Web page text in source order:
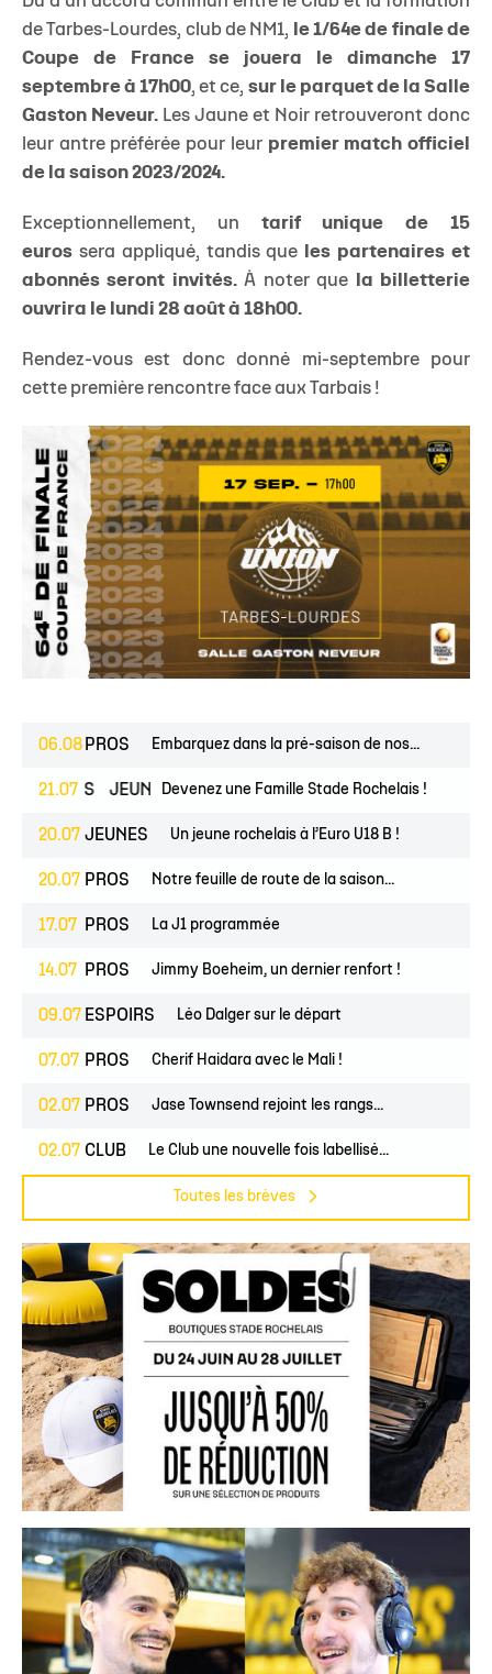
de Tarbes-Lourdes, club de NM1,
le 1/64e de finale de
Coupe de France se jouera le dimanche 17
septembre à 17h00, et ce, sur le parquet de la Salle
Gaston Neveur. Les Jaune et Noir retrouveront donc
leur antre préférée pour leurpremier match officiel
de la saison 2023/2024.
Exceptionnellement, un tarif unique de 15
euros sera appliqué, tandis que
les partenaires et
abonnés seront invités.À noter que
la billetterie
ouvrira le lundi 28 août à 18h00.
Rendez-vous est donc donné mi-septembre pour
cette première rencontre face aux Tarbais !
06.08 PROS Embarquez dans la pré-saison de nos...
21.07
ESPOIRS JEUNES Devenez une Famille Stade Rochelais !
20.07 JEUNES Un jeune rochelais à l’Euro U18 B !
20.07 PROS Notre feuille de route de la saison...
17.07 PROS La J1 programmée
14.07 PROS Jimmy Boeheim, un dernier renfort !
09.07 ESPOIRS Léo Dalger sur le départ
07.07 PROS Cherif Haidara avec le Mali !
02.07 PROS Jase Townsend rejoint les rangs...
02.07 CLUB Le Club une nouvelle fois labellisé...
Toutes les brèves